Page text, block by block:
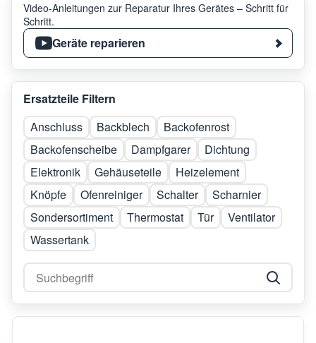
Video-Anleitungen zur Reparatur Ihres Gerätes – Schritt für
Schritt.
Geräte reparieren
Ersatzteile Filtern
Anschluss
Backblech
Backofenrost
Backofenscheibe
Dampfgarer
Dichtung
Elektronik
Gehäuseteile
Heizelement
Knöpfe
Ofenreiniger Schalter
Scharnier
Sondersortiment
Thermostat Tür
Ventilator
Wassertank